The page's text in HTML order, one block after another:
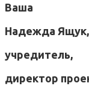
Ваша
Надежда Ящук,
учредитель,
директор